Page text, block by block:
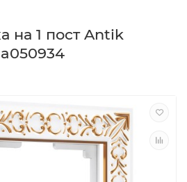
на 1 пост Antik